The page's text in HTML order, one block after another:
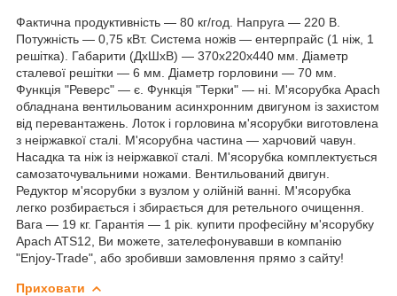
Фактична продуктивність — 80 кг/год. Напруга — 220 В.
Потужність — 0,75 кВт. Система ножів — ентерпрайс (1 ніж, 1
решітка). Габарити (ДхШхВ) — 370х220х440 мм. Діаметр
сталевої решітки — 6 мм. Діаметр горловини — 70 мм.
Функція "Реверс" — є. Функція "Терки" — ні. М'ясорубка Apach
обладнана вентильованим асинхронним двигуном із захистом
від перевантажень. Лоток і горловина м'ясорубки виготовлена
з неіржавкої сталі. М'ясорубна частина — харчовий чавун.
Насадка та ніж із неіржавкої сталі. М'ясорубка комплектується
самозаточувальними ножами. Вентильований двигун.
Редуктор м'ясорубки з вузлом у олійній ванні. М'ясорубка
легко розбирається і збирається для ретельного очищення.
Вага — 19 кг. Гарантія — 1 рік. купити професійну м'ясорубку
Apach ATS12, Ви можете, зателефонувавши в компанію
"Enjoy-Trade", або зробивши замовлення прямо з сайту!
Приховати